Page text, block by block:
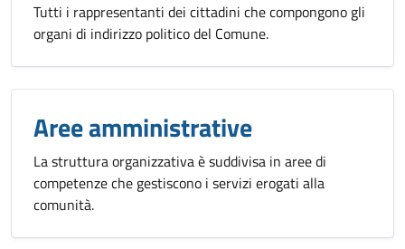
Tutti i rappresentanti dei cittadini che compongono gli
organi di indirizzo politico del Comune.
Aree amministrative
La struttura organizzativa è suddivisa in aree di
competenze che gestiscono i servizi erogati alla
comunità.